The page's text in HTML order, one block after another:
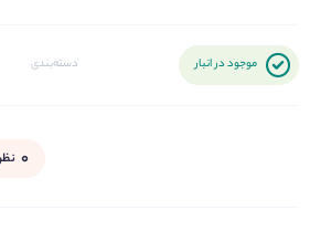
موجود در انبار دسته‌بندی
۰